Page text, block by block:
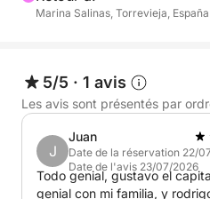
Apportez vos plats et
souhaitiez simplement
de la brise
heures est le cadre idéal
mémorable.
Marina Salinas, Torrevieja, España
5/5 · 1 avis
Les avis sont présentés par
J
Juan
Date de la réservation 22/
Date de l'avis 23/07/2026
Todo genial, gustavo el
genial con mi familia, y